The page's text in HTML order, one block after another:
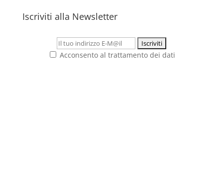
Iscriviti alla Newsletter
Acconsento al trattamento dei dati